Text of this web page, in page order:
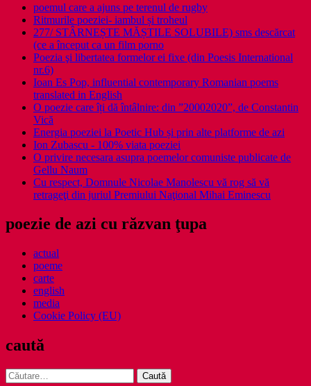
poemul care a ajuns pe terenul de rugby
Ritmurile poeziei- iambul și troheul
277/ STÂRNEȘTE MĂȘTILE SOLUBILE) sms descărcat
(ce a început ca un film porno
Poezia şi libertatea formelor ei fixe (din Poesis International
nr.6)
Ioan Es Pop, influential contemporary Romanian poems
translated in English
O poezie care îți dă întâlnire: din ”20002020”, de Constantin
Vică
Energia poeziei la Poetic Hub și prin alte platforme de azi
Ion Zubascu - 100% viata poeziei
O privire necesara asupra poemelor comuniste publicate de
Gellu Naum
Cu respect, Domnule Nicolae Manolescu vă rog să vă
retrageţi din juriul Premiului Naţional Mihai Eminescu
poezie de azi cu răzvan ţupa
actual
poeme
carte
english
media
Cookie Policy (EU)
caută
Caută